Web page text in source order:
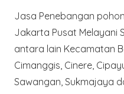
Jasa Penebangan
Jakarta Pusat Melayani
antara lain Kecamatan
Cimanggis, Cinere,
Sawangan, Sukmajaya